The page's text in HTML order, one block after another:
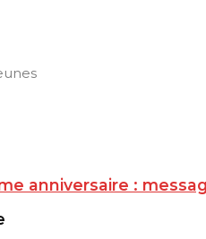
anniversaire :